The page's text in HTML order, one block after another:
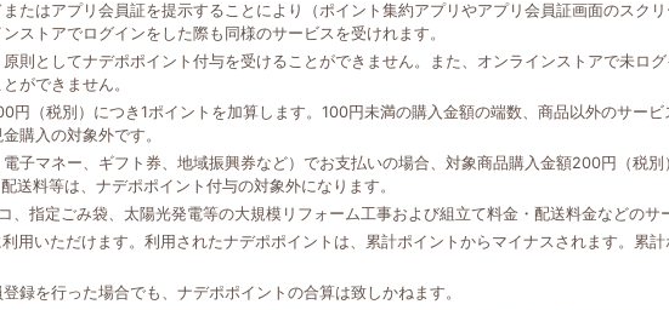
たはアプリ会員証を提示することにより（ポイント集約アプリやアプリ会員証画面のスク
ストアでログインをした際も同様のサービスを受けれます。
則としてナデポポイント付与を受けることができません。また、オンラインストアで未ロ
ができません。
（税別）につき1ポイントを加算します。100円未満の購入金額の端数、商品以外のサービ
購入の対象外です。
子マネー、ギフト券、地域振興券など）でお支払いの場合、対象商品購入金額200円（税別
料等は、ナデポポイント付与の対象外になります。
定ごみ袋、太陽光発電等の大規模リフォーム工事および組立て料金・配送料金などのサ
用いただけます。利用されたナデポポイントは、累計ポイントからマイナスされます。累
録を行った場合でも、ナデポポイントの合算は致しかねます。